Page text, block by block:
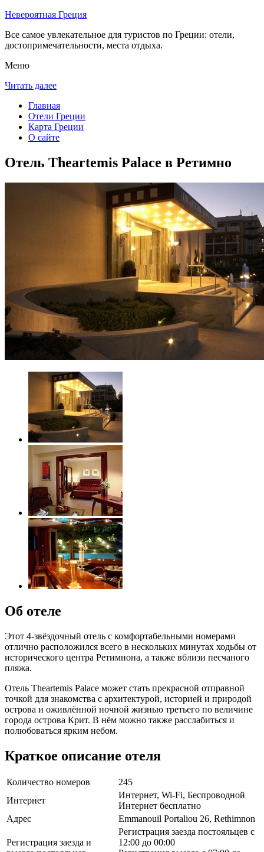
Невероятная Греция
Все самое увлекательное для туристов по Греции: отели,
достопримечательности, места отдыха.
Меню
Читать далее
Главная
Отели Греции
Карта Греции
О сайте
Отель Theartemis Palace в Ретимно
Об отеле
Этот 4-звёздочный отель с комфортабельными номерами
отлично расположился всего в нескольких минутах ходьбы от
исторического центра Ретимнона, а также вблизи песчаного
пляжа.
Отель Theartemis Palace может стать прекрасной отправной
точкой для знакомства с архитектурой, историей и природой
острова и оживлённой ночной жизнью третьего по величине
города острова Крит. В нём можно также расслабиться и
полюбоваться ярким небом.
Краткое описание отеля
Количество номеров
245
Интернет
Интернет, Wi-Fi, Беспроводной
Интернет бесплатно
Адрес
Emmanouil Portaliou 26, Rethimnon
Регистрация заезда и
Регистрация заезда постояльцев с
12:00 до 00:00